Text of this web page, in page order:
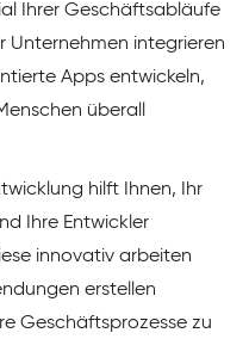
Ihrer Geschäftsabläufe
Unternehmen integrieren
Apps entwickeln,
überall
hilft Ihnen, Ihr
Ihre Entwickler
innovativ arbeiten
erstellen
Geschäftsprozesse zu